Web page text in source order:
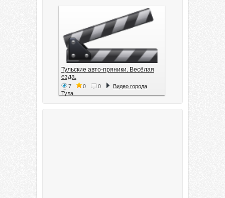
Тульские авто-пряники. Весёлая
езда.
7 0 0
Видео города
Тула